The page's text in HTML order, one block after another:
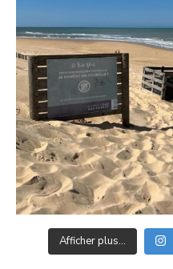
Afficher plus...